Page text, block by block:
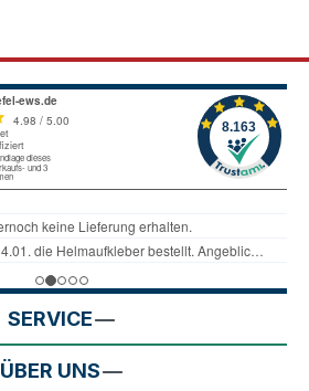
SERVICE
ÜBER UNS